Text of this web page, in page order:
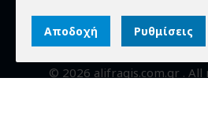
Εγγύηση - Επιστροφές
© 2026 alifragis.com.gr . All
Αποδοχή Ρυθμίσεις